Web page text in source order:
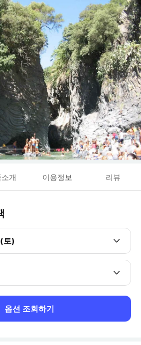
개 이용정보 리뷰
)
옵션 조회하기